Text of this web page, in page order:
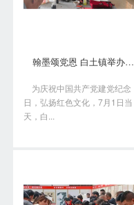
翰墨颂党恩 白土镇举办书画笔会庆“七一”
为庆祝中国共产党建党纪念
日，弘扬红色文化，7月1日当
天，白...